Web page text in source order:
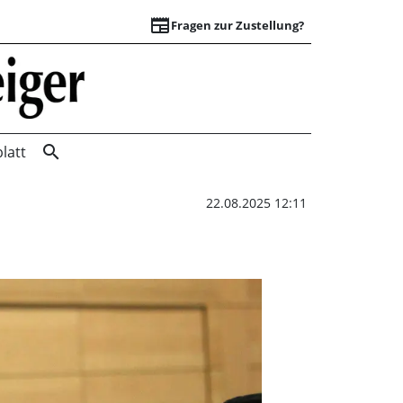
newspaperFragen zur Zustellung?
Wieder bei Null
search
22.08.2025 12:11